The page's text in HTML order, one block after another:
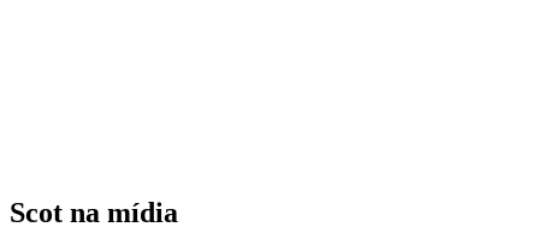
Scot na mídia